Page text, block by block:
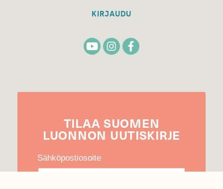
KIRJAUDU
TILAA SUOMEN
LUONNON UUTIS­KIRJE
Sähköpostiosoite